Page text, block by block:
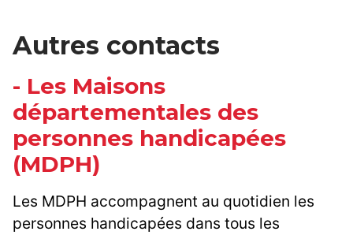
Autres contacts
- Les Maisons
départementales des
personnes handicapées
(MDPH)
Les MDPH accompagnent au quotidien les
personnes handicapées dans tous les